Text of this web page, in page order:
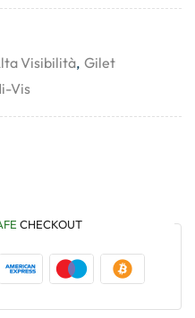
Visibilità, Gilet
Vis
CHECKOUT